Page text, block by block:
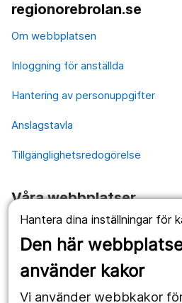
Hantera dina inställningar för
Den här
använder kakor
Vi använder webbkakor
regionorebrolan.se
Om webbplatsen
Inloggning för anställda
Hantering av personuppgifter
Anslagstavla
Tillgänglighetsredogörelse
Våra webbplatser
1177.se
Länstrafiken